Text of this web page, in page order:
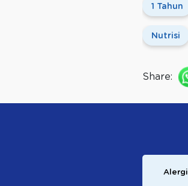
1 Tahun
Nutrisi
Share:
Alergi